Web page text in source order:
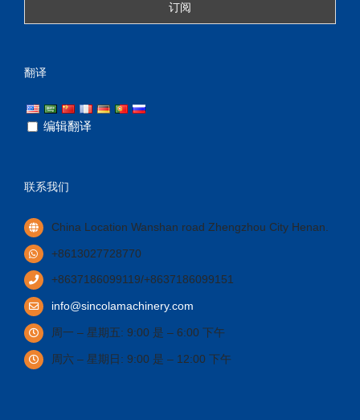
翻译
编辑翻译
联系我们
China Location Wanshan road Zhengzhou City Henan
+8613027728770
+8637186099119/+8637186099151
info@sincolamachinery.com
周一 – 星期五: 9:00 是 – 6:00 下午
周六 – 星期日: 9:00 是 – 12:00 下午